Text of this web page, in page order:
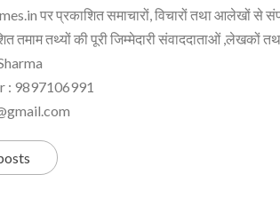
पर प्रकाशित समाचारों, विचारों तथा आलेखों से
तमाम तथ्यों की पूरी जिम्मेदारी संवाददाताओं ,लेखकों
: 9897106991